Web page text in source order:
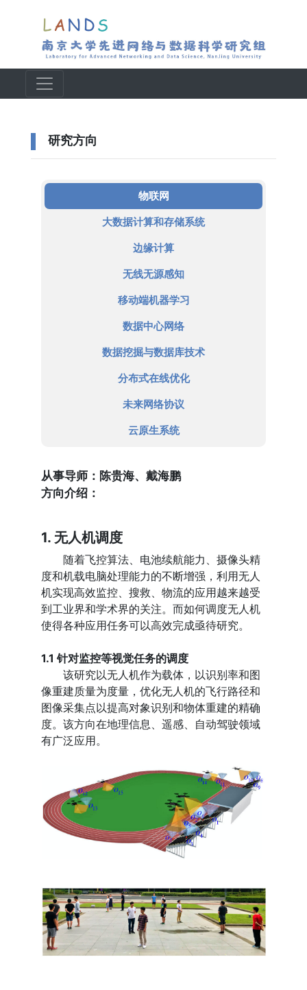
研究方向
物联网
大数据计算和存储系统
边缘计算
无线无源感知
移动端机器学习
数据中心网络
数据挖掘与数据库技术
分布式在线优化
未来网络协议
云原生系统
从事导师：陈贵海、戴海鹏
方向介绍：
1. 无人机调度
随着飞控算法、电池续航能力、摄像头精
度和机载电脑处理能力的不断增强，利用无人
机实现高效监控、搜救、物流的应用越来越受
到工业界和学术界的关注。而如何调度无人机
使得各种应用任务可以高效完成亟待研究。
1.1 针对监控等视觉任务的调度
该研究以无人机作为载体，以识别率和图
像重建质量为度量，优化无人机的飞行路径和
图像采集点以提高对象识别和物体重建的精确
度。该方向在地理信息、遥感、自动驾驶领域
有广泛应用。